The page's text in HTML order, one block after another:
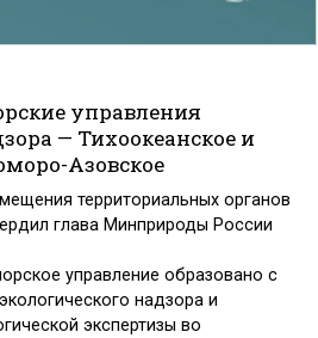
управления
— Тихоокеанское и
Азовское
территориальных органов
глава Минприроды России
управление образовано с
надзора и
экспертизы во